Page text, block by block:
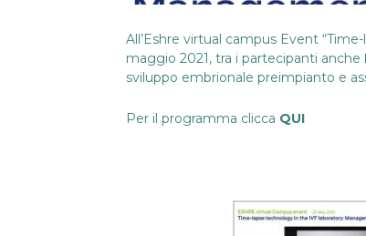
All’Eshre virtual campus Event
maggio 2021, tra i partecipanti anche
sviluppo embrionale preimpianto e
Per il programma clicca QUI